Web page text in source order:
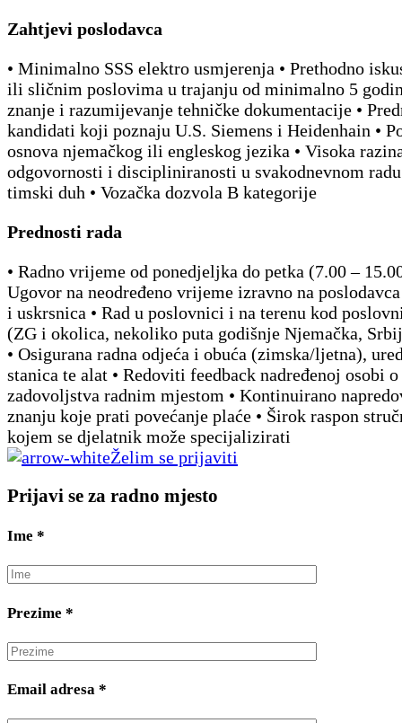
Zahtjevi poslodavca
• Minimalno SSS elektro usmjerenja • Prethodno
ili sličnim poslovima u trajanju od minimalno 5
znanje i razumijevanje tehničke dokumentacije •
kandidati koji poznaju U.S. Siemens i Heidenhain •
osnova njemačkog ili engleskog jezika • Visoka
odgovornosti i discipliniranosti u svakodnevnom radu
timski duh • Vozačka dozvola B kategorije
Prednosti rada
• Radno vrijeme od ponedjeljka do petka (7.00 –
Ugovor na neodređeno vrijeme izravno na
i uskrsnica • Rad u poslovnici i na terenu kod
(ZG i okolica, nekoliko puta godišnje Njemačka,
• Osigurana radna odjeća i obuća (zimska/ljetna),
stanica te alat • Redoviti feedback nadređenoj osobi
zadovoljstva radnim mjestom • Kontinuirano
znanju koje prati povećanje plaće • Širok raspon
kojem se djelatnik može specijalizirati
Želim se prijaviti
Prijavi se za radno mjesto
Ime *
Prezime *
Email adresa *